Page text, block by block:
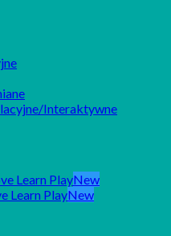
Interaktywne
Learn Play
Learn Play